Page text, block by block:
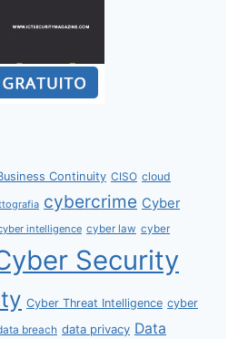
Continuity CISO cloud
cybercrime Cyber
intelligence cyber law cyber
Security
Cyber Threat Intelligence cyber
breach data privacy Data